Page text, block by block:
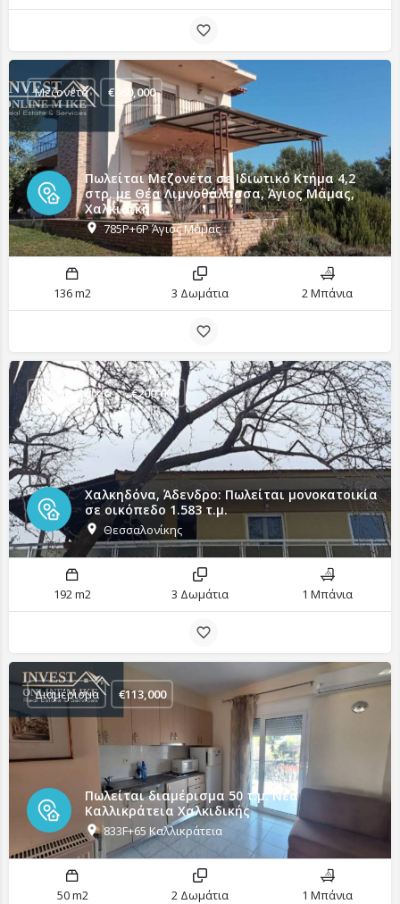
Πωλείται Μεζονέτα σε Ιδιωτικό Κτήμα 4,2
στρ. με Θέα Λιμνοθάλασσα, Άγιος Μάμας,
Χαλκιδική
785P+6P Άγιος Μάμας
Μεζονέτα €460,000
136 m2 3 Δωμάτια 2 Μπάνια
Χαλκηδόνα, Άδενδρο: Πωλείται μονοκατοικία
σε οικόπεδο 1.583 τ.μ.
Θεσσαλονίκης
Μονοκατοικία €200,000
192 m2 3 Δωμάτια 1 Μπάνια
Πωλείται διαμέρισμα 50 τ.μ. Νέα
Καλλικράτεια Χαλκιδικής
833F+65 Καλλικράτεια
Διαμέρισμα €113,000
50 m2 2 Δωμάτια 1 Μπάνια